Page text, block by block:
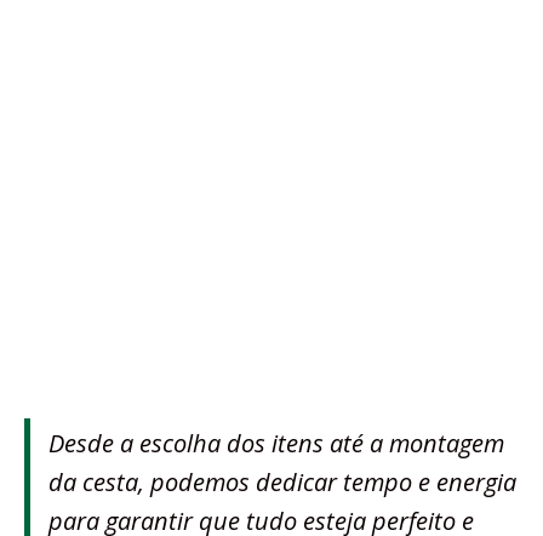
Desde a escolha dos itens até a montagem
da cesta, podemos dedicar tempo e energia
para garantir que tudo esteja perfeito e